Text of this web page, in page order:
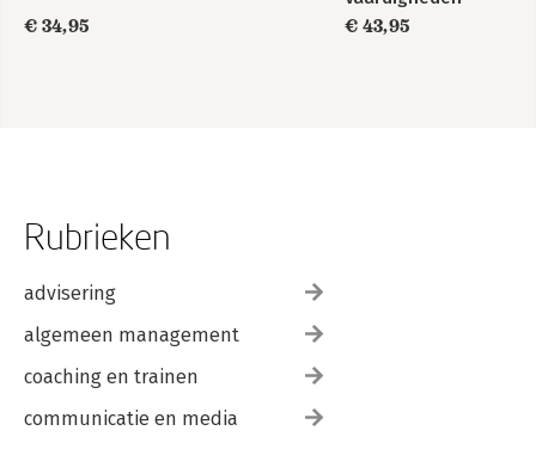
€ 34,95
€ 43,95
Rubrieken
advisering
algemeen management
coaching en trainen
communicatie en media